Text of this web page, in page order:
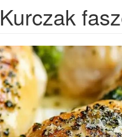
Kurczak